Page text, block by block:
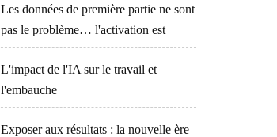
Les données de première partie ne sont
pas le problème… l'activation est
L'impact de l'IA sur le travail et
l'embauche
Exposer aux résultats : la nouvelle ère